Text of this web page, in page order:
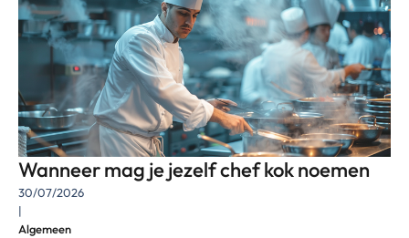
Wanneer mag je jezelf chef kok noemen
30/07/2026
|
Algemeen